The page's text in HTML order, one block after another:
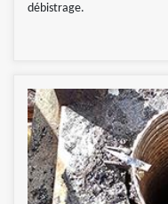
débistrage.